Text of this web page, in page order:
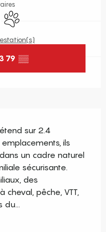
Animaux acceptés
79 ▒▒
sur 2.4
ils
un cadre naturel
sécurisante.
des
pêche, VTT,
du...